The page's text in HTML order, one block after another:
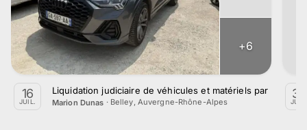
+6
16
JUIL.
Liquidation judiciaire de véhicules et matériels par Marion
Marion Dunas · Belley, Auvergne-Rhône-Alpes
30
JUIL.